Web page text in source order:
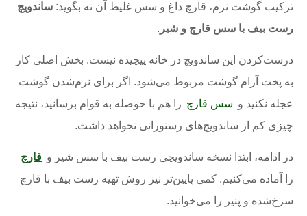
ترکیب گوشت نرم، قارچ داغ و سس غلیظ آن نه بگوید: ساندویچ
رست بیف با سس قارچ و شیر .
درست‌کردن این ساندویچ در خانه پیچیده نیست. بخش اصلی کار
به پخت آرام گوشت مربوط می‌شود. اگر برای نرم‌شدن گوشت
عجله نکنید و سس قارچ را هم با حوصله به قوام برسانید، نتیجه
چیزی کم از ساندویچ‌های رستورانی نخواهد داشت.
در ادامه، ابتدا نسخه ساندویچی رست بیف با سس شیر و قارچ
را آماده می‌کنیم. کمی پایین‌تر نیز روش تهیه رست بیف با قارچ
سرخ‌شده و پنیر را می‌خوانید.